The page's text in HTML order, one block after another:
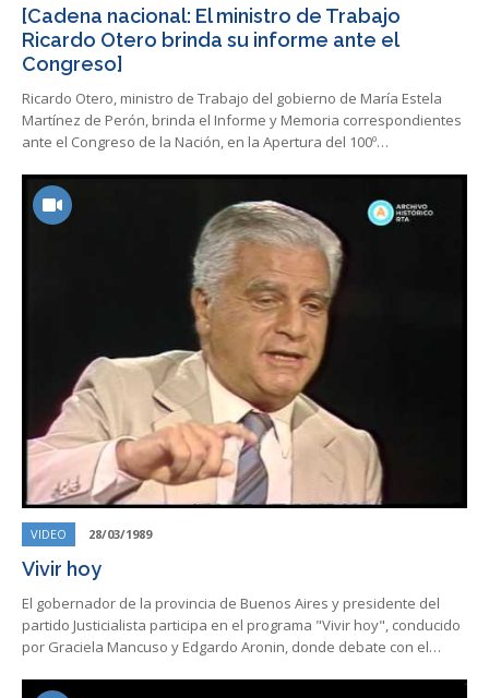
[Cadena nacional: El ministro de Trabajo
Ricardo Otero brinda su informe ante el
Congreso]
Ricardo Otero, ministro de Trabajo del gobierno de María Estela
Martínez de Perón, brinda el Informe y Memoria correspondientes
ante el Congreso de la Nación, en la Apertura del 100º…
VIDEO 28/03/1989
Vivir hoy
El gobernador de la provincia de Buenos Aires y presidente del
partido Justicialista participa en el programa "Vivir hoy", conducido
por Graciela Mancuso y Edgardo Aronin, donde debate con el…